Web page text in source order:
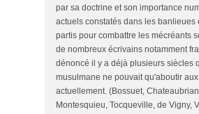
par sa doctrine et son importance
actuels constatés dans les banlieues
partis pour combattre les mécréants
de nombreux écrivains notamment
dénoncé il y a déjà plusieurs siècles
musulmane ne pouvait qu'aboutir
actuellement. (Bossuet,
Montesquieu, Tocqueville, de Vigny,